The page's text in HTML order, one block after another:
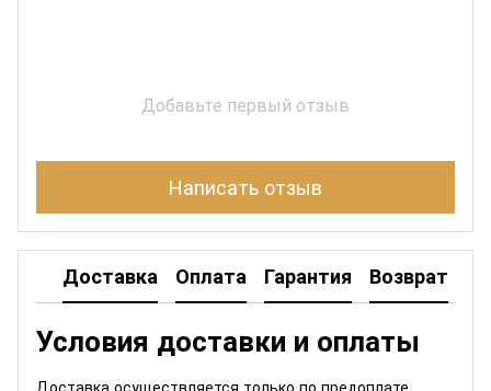
Добавьте первый отзыв
Написать отзыв
Доставка Оплата Гарантия Возврат
Условия доставки и оплаты
Доставка осуществляется только по предоплате.